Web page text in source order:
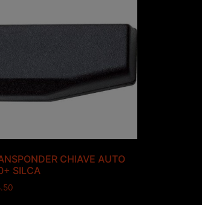
CHIAVE AUTO
SILCA